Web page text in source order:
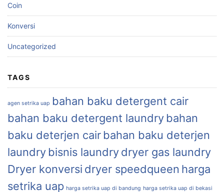
Coin
Konversi
Uncategorized
TAGS
agen setrika uap bahan baku detergent cair
bahan baku detergent laundry bahan
baku deterjen cair bahan baku deterjen
laundry bisnis laundrydryer gas laundry
Dryer konversi dryer speedqueen harga
setrika uap harga setrika uap di bandung harga setrika uap di bekasi